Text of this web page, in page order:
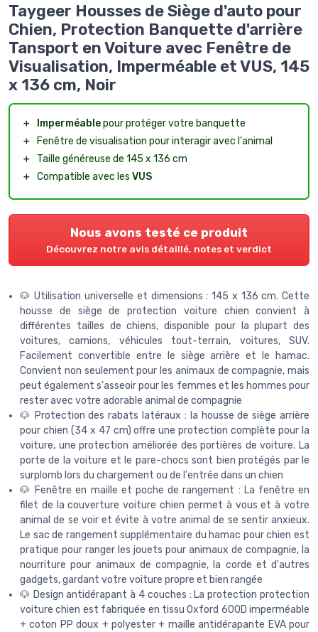
Taygeer Housses de Siège d'auto pour
Chien, Protection Banquette d'arrière
Tansport en Voiture avec Fenêtre de
Visualisation, Imperméable et VUS, 145
x 136 cm, Noir
＋ Imperméablepour protéger votre banquette
＋
Fenêtre de visualisation pour interagir avec l'animal
＋
Taille généreuse de 145 x 136 cm
＋ Compatible avec les VUS
Nous avons testé ce produit
Découvrez notre avis détaillé, notes et verdict
🐶 Utilisation universelle et dimensions : 145 x 136 cm. Cette
housse de siège de protection voiture chien convient à
différentes tailles de chiens, disponible pour la plupart des
voitures, camions, véhicules tout-terrain, voitures, SUV.
Facilement convertible entre le siège arrière et le hamac.
Convient non seulement pour les animaux de compagnie, mais
peut également s'asseoir pour les femmes et les hommes pour
rester avec votre adorable animal de compagnie
🐶 Protection des rabats latéraux : la housse de siège arrière
pour chien (34 x 47 cm) offre une protection complète pour la
voiture, une protection améliorée des portières de voiture. La
porte de la voiture et le pare-chocs sont bien protégés par le
surplomb lors du chargement ou de l'entrée dans un chien
🐶 Fenêtre en maille et poche de rangement : La fenêtre en
filet de la couverture voiture chien permet à vous et à votre
animal de se voir et évite à votre animal de se sentir anxieux.
Le sac de rangement supplémentaire du hamac pour chien est
pratique pour ranger les jouets pour animaux de compagnie, la
nourriture pour animaux de compagnie, la corde et d'autres
gadgets, gardant votre voiture propre et bien rangée
🐶 Design antidérapant à 4 couches : La protection protection
voiture chien est fabriquée en tissu Oxford 600D imperméable
+ coton PP doux + polyester + maille antidérapante EVA pour